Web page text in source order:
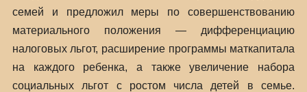
семей и предложил меры по совершенствованию
материального положения — дифференциацию
налоговых льгот, расширение программы маткапитала
на каждого ребенка, а также увеличение набора
социальных льгот с ростом числа детей в семье.